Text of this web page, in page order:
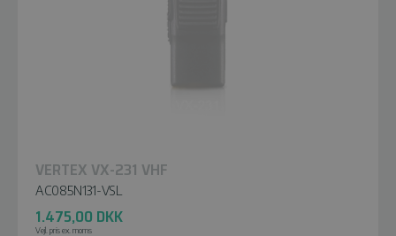
VERTEX VX-231 VHF
AC085N131-VSL
1.475,00 DKK
Vejl. pris ex. moms